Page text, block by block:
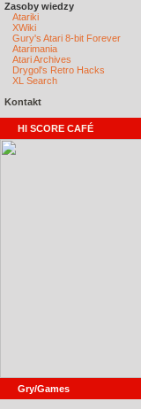
Zasoby wiedzy
Atariki
XWiki
Gury's Atari 8-bit Forever
Atarimania
Atari Archives
Drygol's Retro Hacks
XL Search
Kontakt
HI SCORE CAFÉ
Gry/Games